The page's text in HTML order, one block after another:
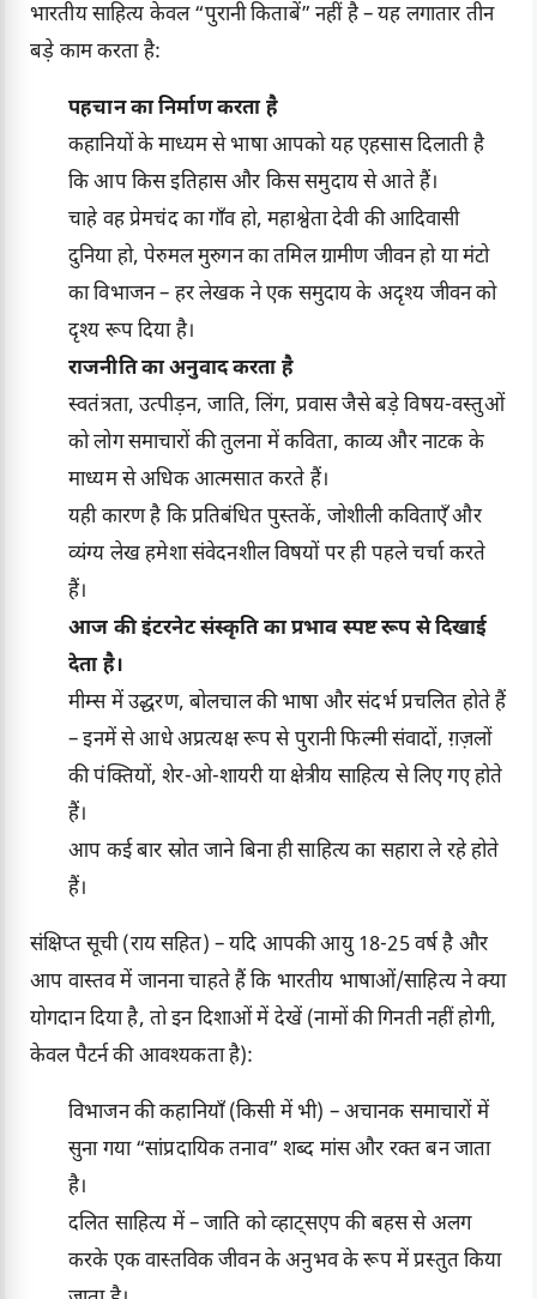
भारतीय साहित्य केवल “पुरानी किताबें” नहीं है – यह लगातार तीन
बड़े काम करता है:
पहचान का निर्माण करता है
कहानियों के माध्यम से भाषा आपको यह एहसास दिलाती है
कि आप किस इतिहास और किस समुदाय से आते हैं।
चाहे वह प्रेमचंद का गाँव हो, महाश्वेता देवी की आदिवासी
दुनिया हो, पेरुमल मुरुगन का तमिल ग्रामीण जीवन हो या मंटो
का विभाजन – हर लेखक ने एक समुदाय के अदृश्य जीवन को
दृश्य रूप दिया है।
राजनीति का अनुवाद करता है
स्वतंत्रता, उत्पीड़न, जाति, लिंग, प्रवास जैसे बड़े विषय-वस्तुओं
को लोग समाचारों की तुलना में कविता, काव्य और नाटक के
माध्यम से अधिक आत्मसात करते हैं।
यही कारण है कि प्रतिबंधित पुस्तकें, जोशीली कविताएँ और
व्यंग्य लेख हमेशा संवेदनशील विषयों पर ही पहले चर्चा करते
हैं।
आज की इंटरनेट संस्कृति का प्रभाव स्पष्ट रूप से दिखाई
देता है।
मीम्स में उद्धरण, बोलचाल की भाषा और संदर्भ प्रचलित होते हैं
– इनमें से आधे अप्रत्यक्ष रूप से पुरानी फिल्मी संवादों, ग़ज़लों
की पंक्तियों, शेर-ओ-शायरी या क्षेत्रीय साहित्य से लिए गए होते
हैं।
आप कई बार स्रोत जाने बिना ही साहित्य का सहारा ले रहे होते
हैं।
संक्षिप्त सूची (राय सहित) – यदि आपकी आयु 18-25 वर्ष है और
आप वास्तव में जानना चाहते हैं कि भारतीय भाषाओं/साहित्य ने क्या
योगदान दिया है, तो इन दिशाओं में देखें (नामों की गिनती नहीं होगी,
केवल पैटर्न की आवश्यकता है):
विभाजन की कहानियाँ (किसी में भी) – अचानक समाचारों में
सुना गया “सांप्रदायिक तनाव” शब्द मांस और रक्त बन जाता
है।
दलित साहित्य में – जाति को व्हाट्सएप की बहस से अलग
करके एक वास्तविक जीवन के अनुभव के रूप में प्रस्तुत किया